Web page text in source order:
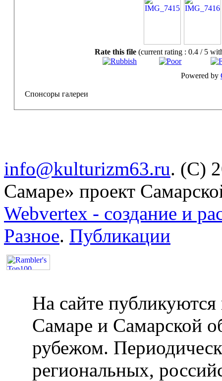
Rate this file (current rating : 0.4 / 5
Powered by
Спонсоры галереи
info@kulturizm63.ru. (C)
Самаре» проект
Webvertex - создание и
Разное. Публикации
На сайте публикуются
Самаре и Самарской
рубежом.
региональных,